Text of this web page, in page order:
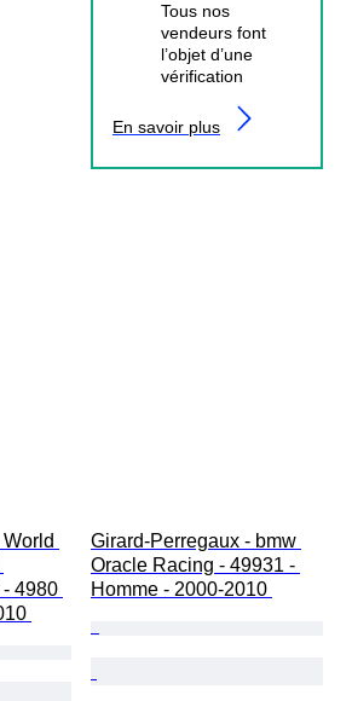
Tous nos
vendeurs font
l’objet d’une
vérification
En savoir plus
4980
Girard-Perregaux - bmw
Oracle Racing - 49931 -
Homme - 2000-2010